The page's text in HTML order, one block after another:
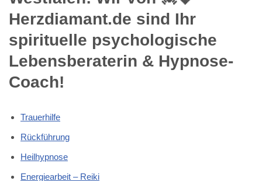
Herzdiamant.de sind Ihr
spirituelle psychologische
Lebensberaterin & Hypnose-
Coach!
Trauerhilfe
Rückführung
Heilhypnose
Energiearbeit – Reiki